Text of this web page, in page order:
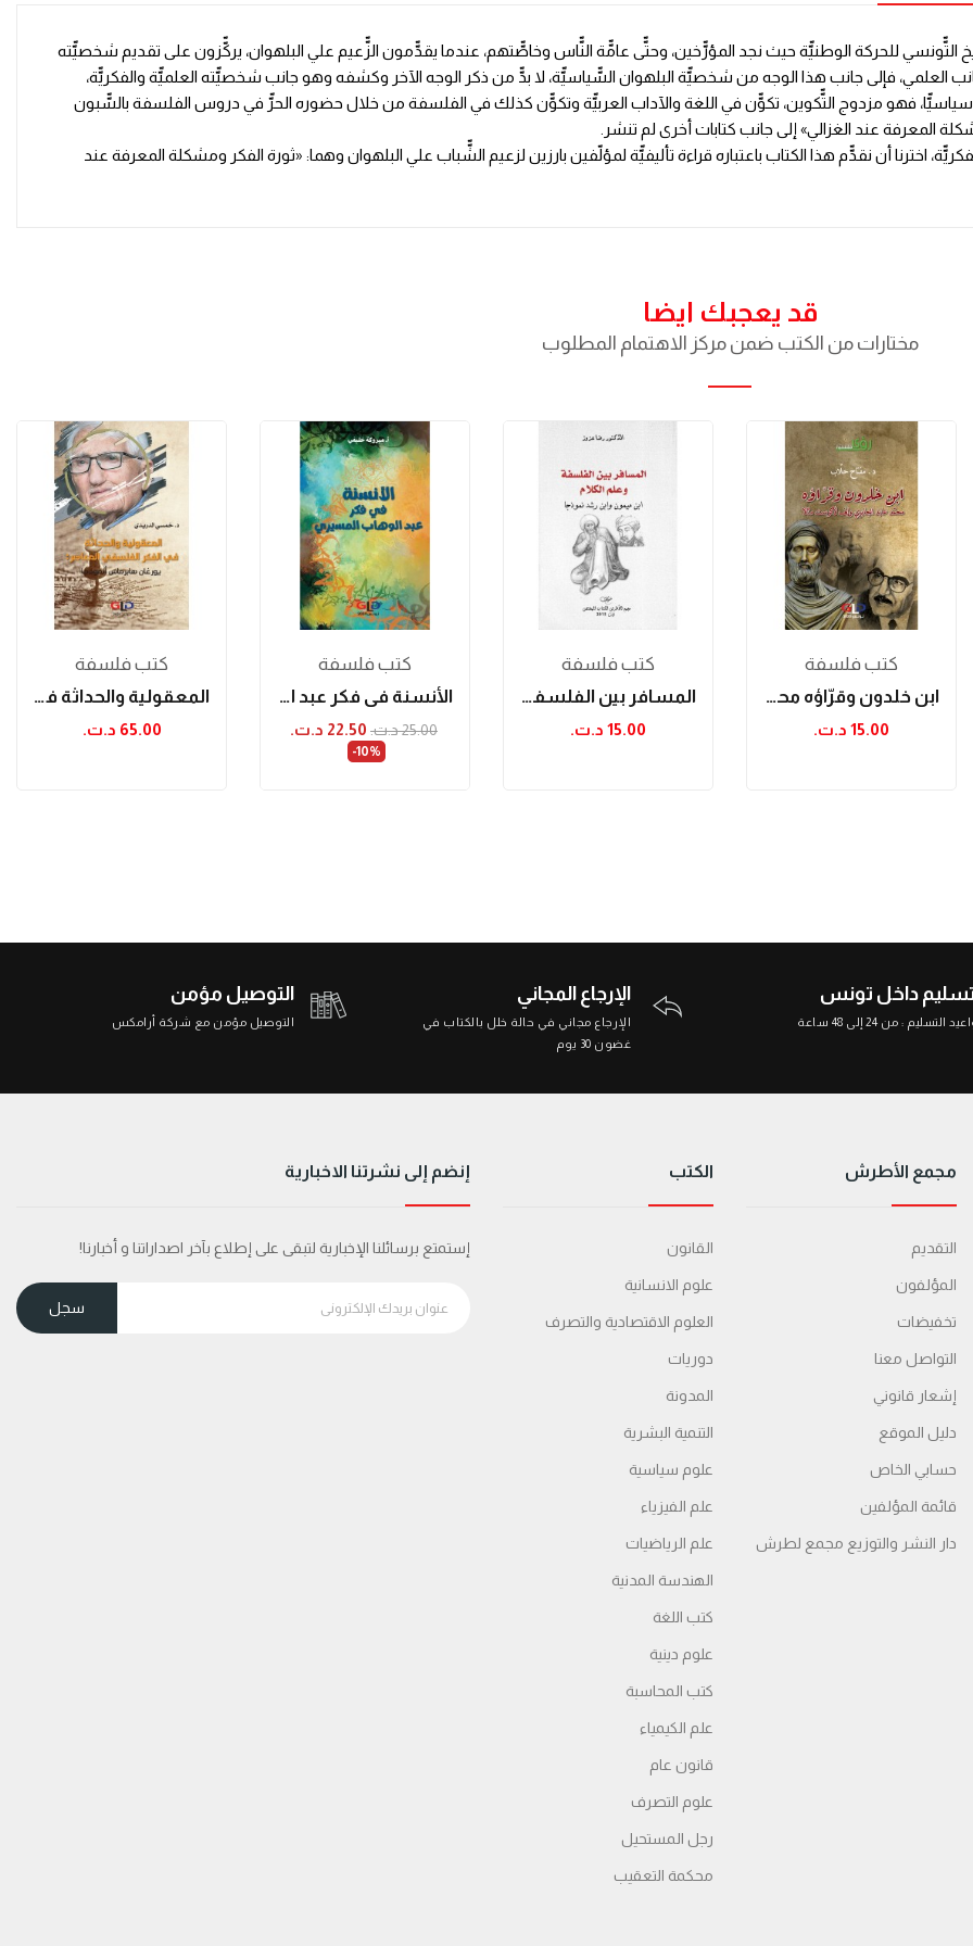
الشّّهيرة، أحداث 9 أفريل 1938 ، تأثير على التّّاريخ التّّونسي للحركة الوطنيّّة حيث نجد المؤرّّخين، وحتّّى عامّّة النّّاس وخاصّّتهم، عندما يقدّّمون الزّّعيم علي البلهوان، يركّّزون على تقديم شخصيّّته
العلمي، فإلى جانب هذا الوجه من شخصيّّة البلهوان السّّياسيّّة، لا بدّّ من ذكر الوجه الآخر وكشفه وهو جانب شخصيّّته العلميّّة والفكريّّة،
سياسيّّا، فهو مزدوج التّّكوين، تكوّّن في اللغة والآداب العربيّّة وتكوّّن كذلك في الفلسفة من خلال حضوره الحرّّ في دروس الفلسفة بالسّّبون
المعرفة عند الغزالي» إلى جانب كتابات أخرى لم تنشر.
اخترنا أن نقدّّم هذا الكتاب باعتباره قراءة تأليفيّّة لمؤلّفين بارزين لزعيم الشّّباب علي البلهوان وهما: «ثورة الفكر ومشكلة المعرفة عند
قد يعجبك ايضا
مختارات من الكتب ضمن مركز الاهتمام المطلوب
كتب فلسفة
المعقولية والحداثة في الفكر الفلسفي المعاصر:...
65.00 د.ت.‏
كتب فلسفة
الأنسنة في فكر عبد الوهاب المسيري
25.00 د.ت.‏ 22.50 د.ت.‏
‎-10%
كتب فلسفة
المسافر بين الفلسفة وعلم الكلام: ابن ميمون وابن...
15.00 د.ت.‏
كتب فلسفة
ابن خلدون وقرّاؤه محمّد عابد الجابري وإيف...
15.00 د.ت.‏
التوصيل مؤمن
التوصيل مؤمن مع شركة أرامكس
الإرجاع المجاني
الإرجاع مجاني في حالة خلل بالكتاب في
غضون 30 يوم
داخل تونس
التسليم : من 24 إلى 48 ساعة
مجمع الأطرش
التقديم
المؤلفون
تخفيضات
التواصل معنا
إشعار قانوني
دليل الموقع
حسابي الخاص
قائمة المؤلفين
دار النشر والتوزيع مجمع لطرش
الكتب
القانون
علوم الانسانية
العلوم الاقتصادية والتصرف
دوريات
المدونة
التنمية البشرية
علوم سياسية
علم الفيزياء
علم الرياضيات
الهندسة المدنية
كتب اللغة
علوم دينية
كتب المحاسبة
علم الكيمياء
قانون عام
علوم التصرف
رجل المستحيل
محكمة التعقیب
إنضم إلى نشرتنا الاخبارية
إستمتع برسائلنا الإخبارية لتبقى على إطلاع بآخر اصداراتنا و أخبارنا!